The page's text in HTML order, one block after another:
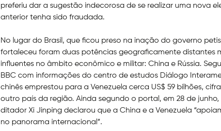
preferiu dar a sugestão indecorosa de se realizar uma nova
anterior tenha sido fraudada.
No lugar do Brasil, que ficou preso na inação do governo
fortaleceu foram duas potências geograficamente distantes
influentes no âmbito econômico e militar: China e Rússia.
BBC com informações do centro de estudos Diálogo
chinês emprestou para a Venezuela cerca US$ 59 bilhões,
outro país da região. Ainda segundo o portal, em 28 de
ditador Xi Jinping declarou que a China e a Venezuela
no panorama internacional”.